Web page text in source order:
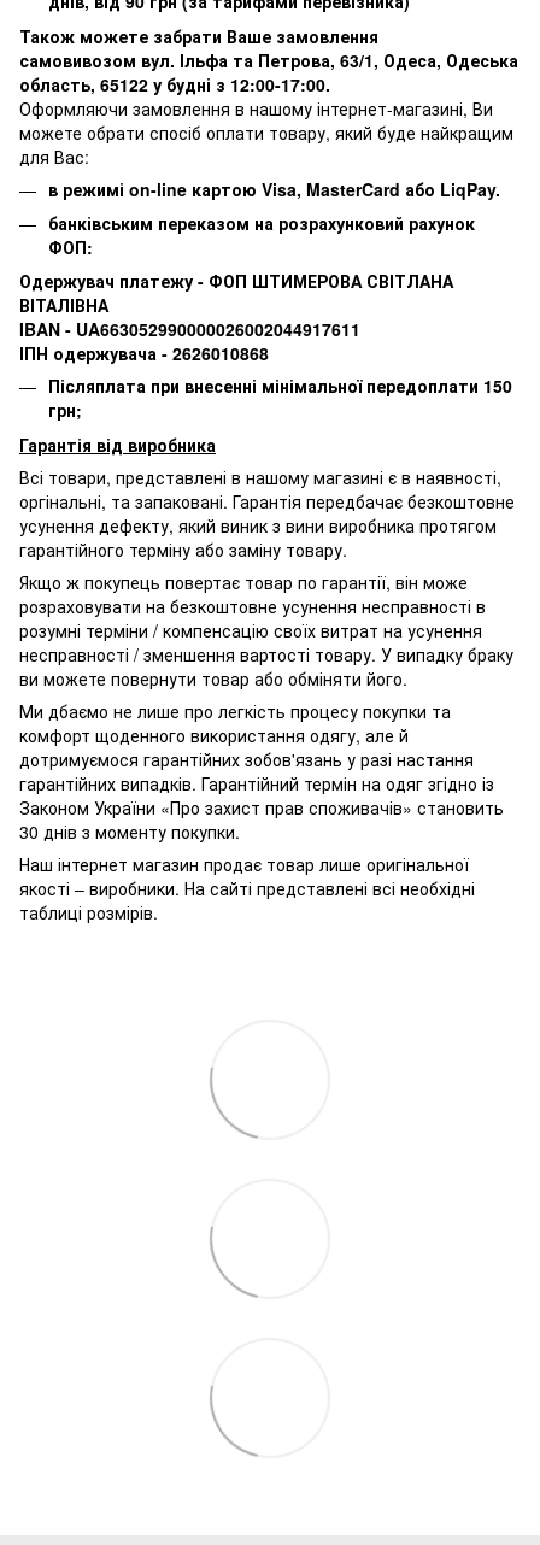
Також можете забрати Ваше замовлення
самовивозом вул. Ільфа та Петрова, 63/1, Одеса, Одеська
область, 65122 у будні з 12:00-17:00.
Оформляючи замовлення в нашому інтернет-магазині, Ви
можете обрати спосіб оплати товару, який буде найкращим
для Вас:
в режимі on-line картою Visa, MasterCard або LiqPay.
банківським переказом на розрахунковий рахунок
ФОП:
Одержувач платежу - ФОП ШТИМЕРОВА СВІТЛАНА
ВІТАЛІВНА
IBAN - UA663052990000026002044917611
ІПН одержувача - 2626010868
Післяплата при внесенні мінімальної передоплати 150
грн;
Гарантія від виробника
Всі товари, представлені в нашому магазині є в наявності,
оргінальні, та запаковані. Гарантія передбачає безкоштовне
усунення дефекту, який виник з вини виробника протягом
гарантійного терміну або заміну товару.
Якщо ж покупець повертає товар по гарантії, він може
розраховувати на безкоштовне усунення несправності в
розумні терміни / компенсацію своїх витрат на усунення
несправності / зменшення вартості товару. У випадку браку
ви можете повернути товар або обміняти його.
Ми дбаємо не лише про легкість процесу покупки та
комфорт щоденного використання одягу, але й
дотримуємося гарантійних зобов'язань у разі настання
гарантійних випадків. Гарантійний термін на одяг згідно із
Законом України «Про захист прав споживачів» становить
30 днів з моменту покупки.
Наш інтернет магазин продає товар лише оригінальної
якості – виробники. На сайті представлені всі необхідні
таблиці розмірів.